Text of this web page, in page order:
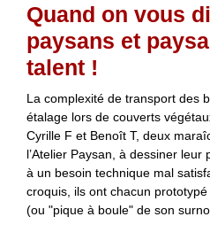
Quand on vous
paysans et
talent !
La complexité de transport des
étalage lors de couverts
Cyrille F et Benoît T, deux
l’Atelier Paysan, à dessiner
à un besoin technique mal
croquis, ils ont chacun
(ou "pique à boule" de son